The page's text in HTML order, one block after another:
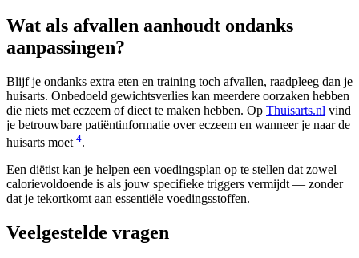
Wat als afvallen aanhoudt ondanks
aanpassingen?
Blijf je ondanks extra eten en training toch afvallen, raadpleeg dan je
huisarts. Onbedoeld gewichtsverlies kan meerdere oorzaken hebben
die niets met eczeem of dieet te maken hebben. Op Thuisarts.nl vind
je betrouwbare patiëntinformatie over eczeem en wanneer je naar de
huisarts moet 4.
Een diëtist kan je helpen een voedingsplan op te stellen dat zowel
calorievoldoende is als jouw specifieke triggers vermijdt — zonder
dat je tekortkomt aan essentiële voedingsstoffen.
Veelgestelde vragen